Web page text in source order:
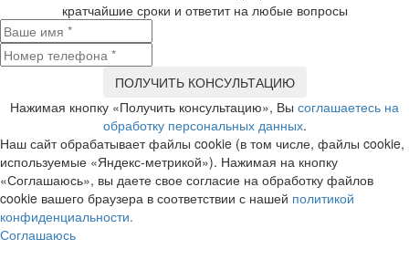
кратчайшие сроки и ответит на любые вопросы
Нажимая кнопку «Получить консультацию», Вы соглашаетесь на
обработку персональных данных.
Наш сайт обрабатывает файлы cookie (в том числе, файлы cookie,
используемые «Яндекс-метрикой»). Нажимая на кнопку
«Соглашаюсь», вы даете свое согласие на обработку файлов
cookie вашего браузера в соответствии с нашей политикой
конфиденциальности.
Соглашаюсь